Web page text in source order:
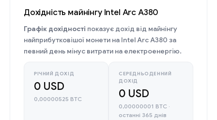
Дохідність майнінгу Intel Arc A380
Графік дохідності показує дохід від майнінгу
найприбутковішої монети на Intel Arc A380 за
певний день мінус витрати на електроенергію.
РІЧНИЙ ДОХІД
0 USD
0,00000525 BTC
СЕРЕДНЬОДЕННИЙ
ДОХІД
0 USD
0,00000001 BTC ·
останні 365 днів